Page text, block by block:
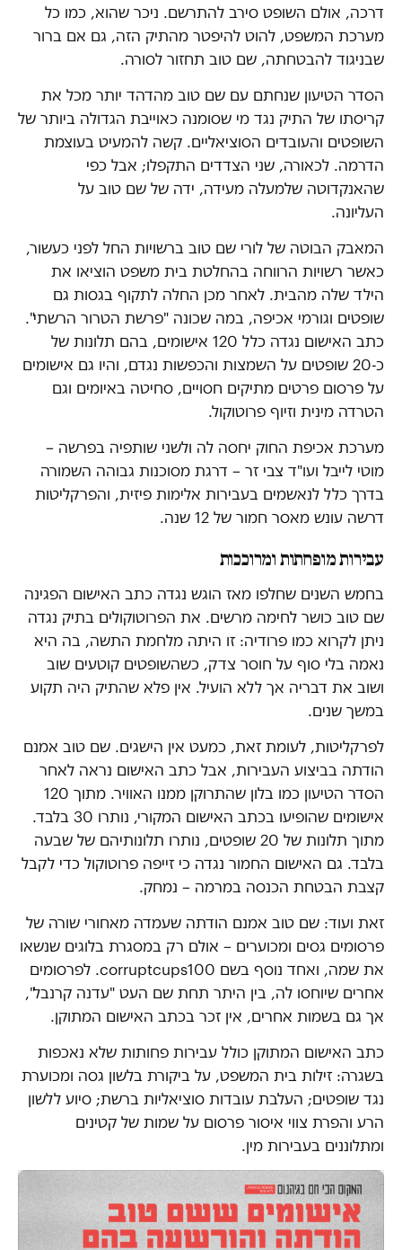
דרכה, אולם השופט סירב להתרשם. ניכר שהוא, כמו כל
מערכת המשפט, להוט להיפטר מהתיק הזה, גם אם ברור
שבניגוד להבטחתה, שם טוב תחזור לסורה.
הסדר הטיעון שנחתם עם שם טוב מהדהד יותר מכל את
קריסתו של התיק נגד מי שסומנה כאוייבת הגדולה ביותר של
השופטים והעובדים הסוציאליים. קשה להמעיט בעוצמת
הדרמה. לכאורה, שני הצדדים התקפלו; אבל כפי
שהאנקדוטה שלמעלה מעידה, ידה של שם טוב על
העליונה.
המאבק הבוטה של לורי שם טוב ברשויות החל לפני כעשור,
כאשר רשויות הרווחה בהחלטת בית משפט הוציאו את
הילד שלה מהבית. לאחר מכן החלה לתקוף בגסות גם
שופטים וגורמי אכיפה, במה שכונה "פרשת הטרור הרשתי".
כתב האישום נגדה כלל 120 אישומים, בהם תלונות של
כ-20 שופטים על השמצות והכפשות נגדם, והיו גם אישומים
על פרסום פרטים מתיקים חסויים, סחיטה באיומים וגם
הטרדה מינית וזיוף פרוטוקול.
מערכת אכיפת החוק יחסה לה ולשני שותפיה בפרשה –
מוטי לייבל ועו"ד צבי זר – דרגת מסוכנות גבוהה השמורה
בדרך כלל לנאשמים בעבירות אלימות פיזית, והפרקליטות
דרשה עונש מאסר חמור של 12 שנה.
עבירות מופחתות ומרוככות
בחמש השנים שחלפו מאז הוגש נגדה כתב האישום הפגינה
שם טוב כושר לחימה מרשים. את הפרוטוקולים בתיק נגדה
ניתן לקרוא כמו פרודיה: זו היתה מלחמת התשה, בה היא
נאמה בלי סוף על חוסר צדק, כשהשופטים קוטעים שוב
ושוב את דבריה אך ללא הועיל. אין פלא שהתיק היה תקוע
במשך שנים.
לפרקליטות, לעומת זאת, כמעט אין הישגים. שם טוב אמנם
הודתה בביצוע העבירות, אבל כתב האישום נראה לאחר
הסדר הטיעון כמו בלון שהתרוקן ממנו האוויר. מתוך 120
אישומים שהופיעו בכתב האישום המקורי, נותרו 30 בלבד.
מתוך תלונות של 20 שופטים, נותרו תלונותיהם של שבעה
בלבד. גם האישום החמור נגדה כי זייפה פרוטוקול כדי לקבל
קצבת הבטחת הכנסה במרמה – נמחק.
זאת ועוד: שם טוב אמנם הודתה שעמדה מאחורי שורה של
פרסומים גסים ומכוערים – אולם רק במסגרת בלוגים שנשאו
את שמה, ואחד נוסף בשם corruptcups100. לפרסומים
אחרים שיוחסו לה, בין היתר תחת שם העט "עדנה קרנבל",
אך גם בשמות אחרים, אין זכר בכתב האישום המתוקן.
כתב האישום המתוקן כולל עבירות פחותות שלא נאכפות
בשגרה: זילות בית המשפט, על ביקורת בלשון גסה ומכוערת
נגד שופטים; העלבת עובדות סוציאליות ברשת; סיוע ללשון
הרע והפרת צווי איסור פרסום על שמות של קטינים
ומתלוננים בעבירות מין.